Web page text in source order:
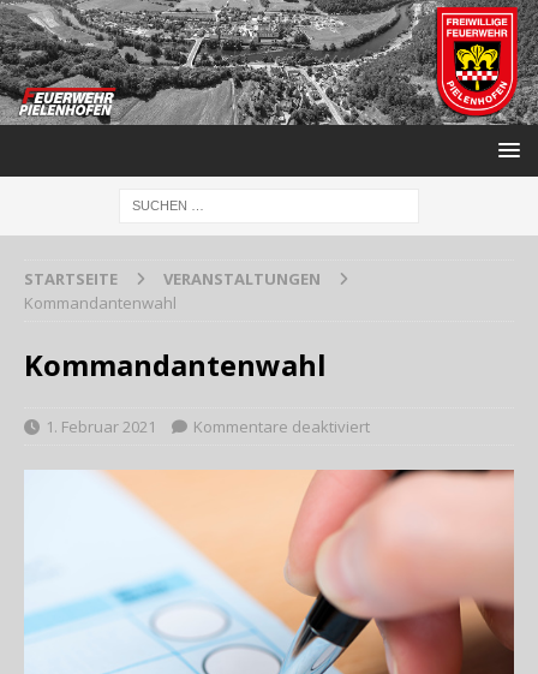
STARTSEITE
VERANSTALTUNGEN
Kommandantenwahl
Kommandantenwahl
1. Februar 2021 Kommentare deaktiviert